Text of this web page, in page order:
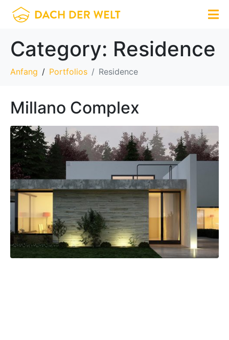
Category: Residence
Anfang Portfolios Residence
Millano Complex